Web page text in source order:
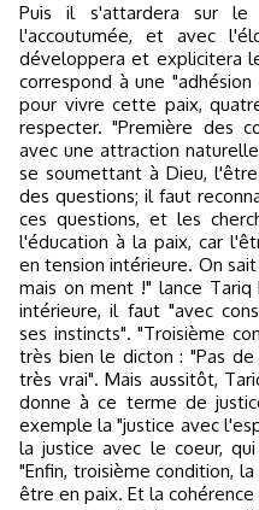
Puis il s'attardera sur le terme "islam", et comme à
l'accoutumée, et avec
développera et explicitera
correspond à une
pour vivre cette paix,
respecter. "Première des
avec une attraction
se soumettant à Dieu,
des questions; il faut
ces questions, et les
l'éducation à la paix, car
en tension intérieure. On
mais on ment !" lance Tariq
intérieure, il faut "avec
ses instincts". "Troisième
très bien le dicton : "Pas
très vrai". Mais aussitôt,
donne à ce terme de
exemple la "justice avec
la justice avec le coeur,
"Enfin, troisième condition,
être en paix. Et la